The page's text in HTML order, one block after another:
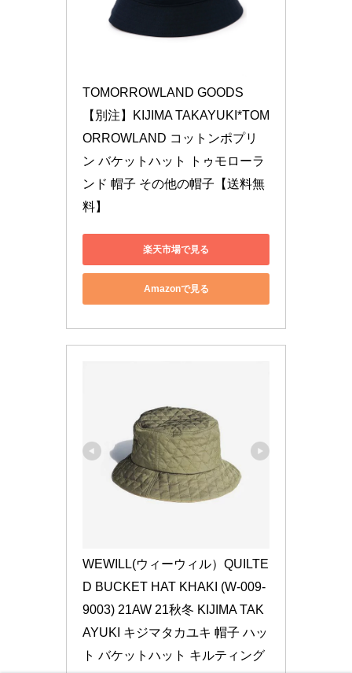
TOMORROWLAND GOODS
【別注】KIJIMA TAKAYUKI*TOM
ORROWLAND コットンポプリ
ン バケットハット トゥモローラ
ンド 帽子 その他の帽子【送料無
料】
楽天市場で見る
Amazonで見る
WEWILL(ウィーウィル）QUILTE
D BUCKET HAT KHAKI (W-009-
9003) 21AW 21秋冬 KIJIMA TAK
AYUKI キジマタカユキ 帽子 ハッ
ト バケットハット キルティング